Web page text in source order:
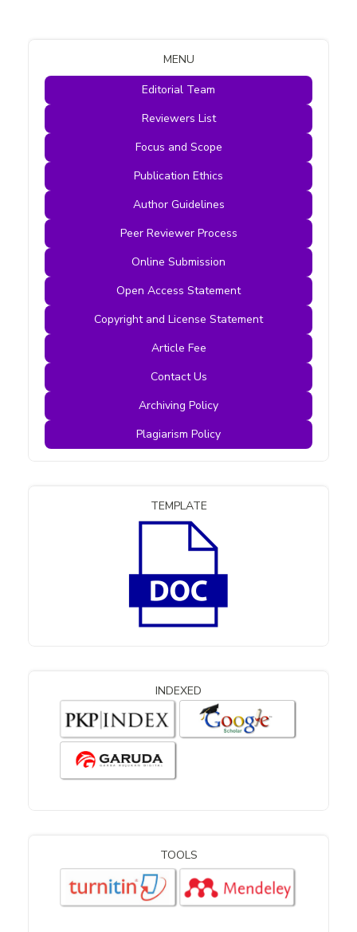
MENU
Editorial Team
Reviewers List
Focus and Scope
Publication Ethics
Author Guidelines
Peer Reviewer Process
Online Submission
Open Access Statement
Copyright and License Statement
Article Fee
Contact Us
Archiving Policy
Plagiarism Policy
TEMPLATE
INDEXED
TOOLS